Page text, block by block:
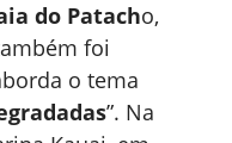
do Patacho,
foi
o tema
”. Na